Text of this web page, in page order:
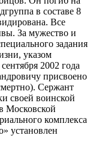
в составе 8
Все
За мужество и
задания
указом
2002 года
присвоено
Сержант
своей воинской
Московской
комплекса
установлен